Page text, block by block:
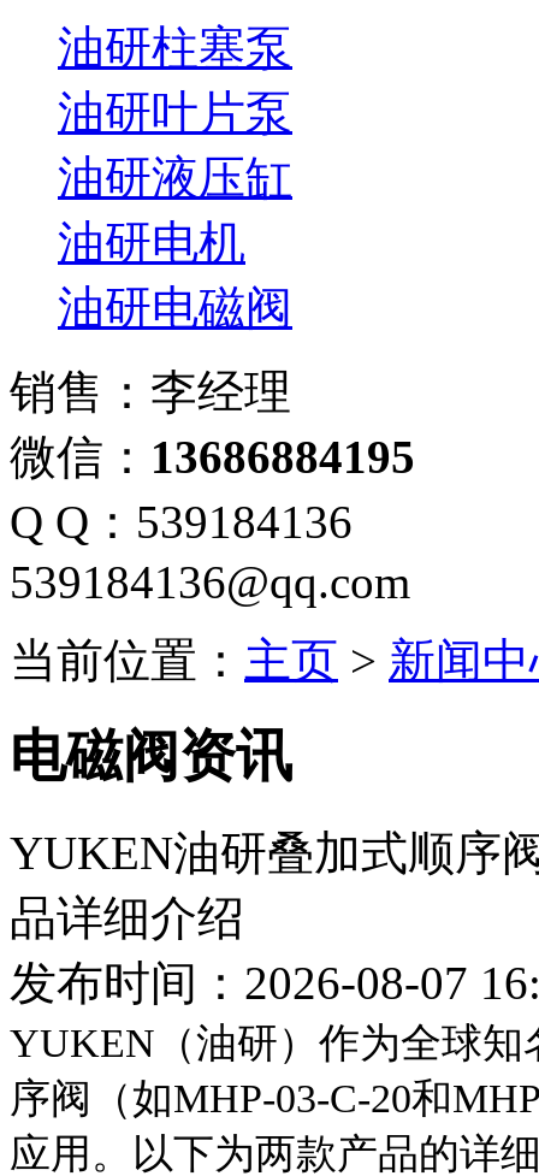
油研柱塞泵
油研叶片泵
油研液压缸
油研电机
油研电磁阀
销售：李经理
微信： 13686884195
Q Q：539184136
539184136@qq.com
当前位置： 主页 > 新闻
电磁阀资讯
YUKEN油研叠加式顺序
品详细介绍
发布时间：2026-08-07
YUKEN（油研）作为全球
序阀（如MHP-03-C-20和
应用。以下为两款产品的详